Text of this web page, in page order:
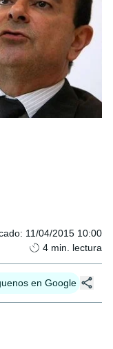
: 11/04/2015 10:00
4 min. lectura
en Google